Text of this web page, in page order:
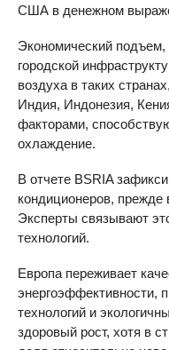
США в денежном
Экономический подъем,
городской
воздуха в таких
Индия, Индонезия,
факторами,
охлаждение.
В отчете BSRIA
кондиционеров, прежде
Эксперты связывают
технологий.
Европа переживает
энергоэффективности,
технологий и
здоровый рост, хотя в